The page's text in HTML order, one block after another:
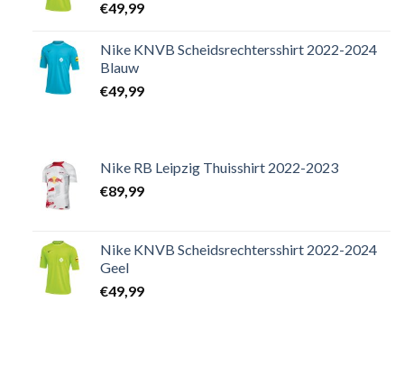
€49,99
Nike KNVB Scheidsrechtersshirt 2022-2024
Blauw
€49,99
Nike RB Leipzig Thuisshirt 2022-2023
€89,99
Nike KNVB Scheidsrechtersshirt 2022-2024
Geel
€49,99